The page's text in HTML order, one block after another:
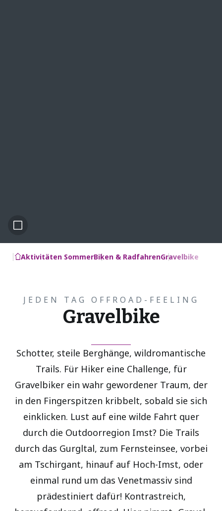
Aktivitäten SommerBiken & RadfahrenGravelbike
JEDEN TAG OFFROAD-FEELING
Gravelbike
Schotter, steile Berghänge, wildromantische
Trails. Für Hiker eine Challenge, für
Gravelbiker ein wahr gewordener Traum, der
in den Fingerspitzen kribbelt, sobald sie sich
einklicken. Lust auf eine wilde Fahrt quer
durch die Outdoorregion Imst? Die Trails
durch das Gurgltal, zum Fernsteinsee, vorbei
am Tschirgant, hinauf auf Hoch-Imst, oder
einmal rund um das Venetmassiv sind
prädestiniert dafür! Kontrastreich,